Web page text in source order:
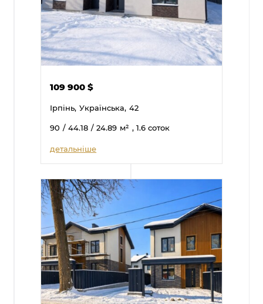
109 900$
Ірпінь, Українська, 42
90 / 44.18 / 24.89 м² , 1.6 соток
детальніше